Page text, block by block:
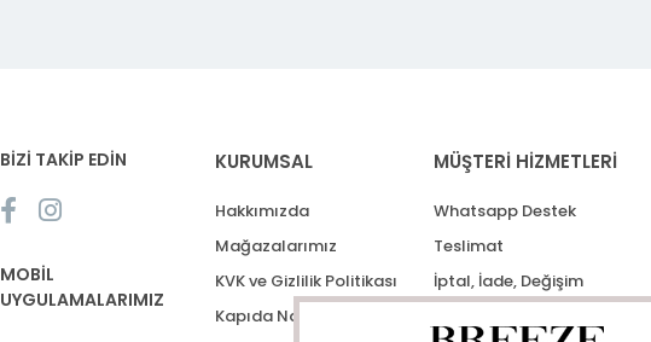
BİZİ TAKİP EDİN
MOBİL
UYGULAMALARIMIZ
KURUMSAL
Hakkımızda
Mağazalarımız
KVK ve Gizlilik Politikası
Kapıda Nakit Ödeme
MÜŞTERİ HİZMETLERİ
Whatsapp Destek
Teslimat
İptal, İade, Değişim